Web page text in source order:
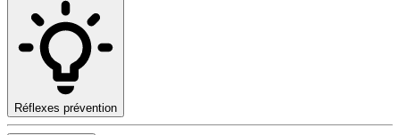
Réflexes prévention